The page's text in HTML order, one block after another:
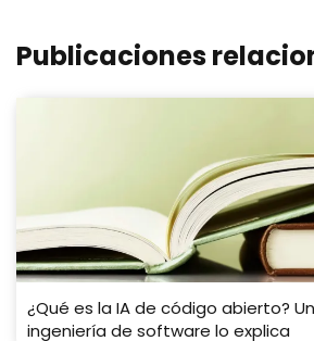
Publicaciones
¿Qué es la IA de código abierto?
ingeniería de software lo explica